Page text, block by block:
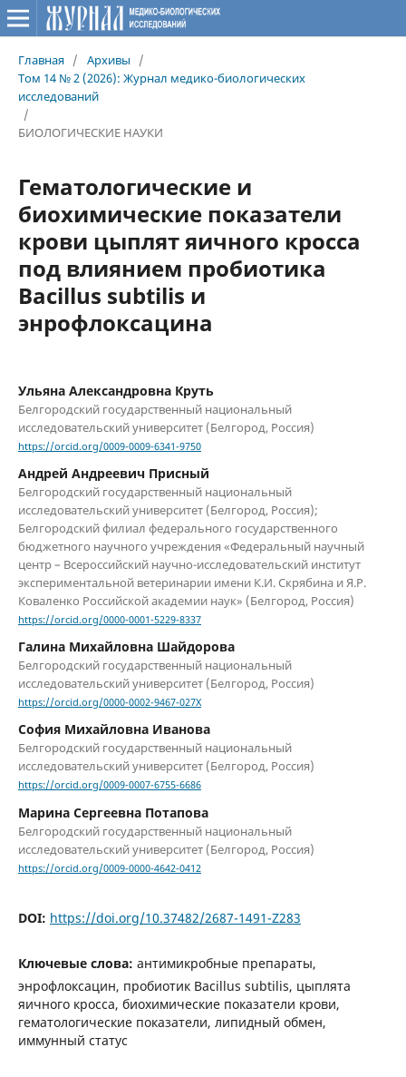
Главная / Архивы
/
Том 14 № 2 (2026): Журнал медико-биологических
исследований
/
БИОЛОГИЧЕСКИЕ НАУКИ
Гематологические и
биохимические показатели
крови цыплят яичного кросса
под влиянием пробиотика
Bacillus subtilis и
энрофлоксацина
Ульяна Александровна Круть
Белгородский государственный национальный
исследовательский университет (Белгород, Россия)
https://orcid.org/0009-0009-6341-9750
Андрей Андреевич Присный
Белгородский государственный национальный
исследовательский университет (Белгород, Россия);
Белгородский филиал федерального государственного
бюджетного научного учреждения «Федеральный научный
центр – Всероссийский научно-исследовательский институт
экспериментальной ветеринарии имени К.И. Скрябина и Я.Р.
Коваленко Российской академии наук» (Белгород, Россия)
https://orcid.org/0000-0001-5229-8337
Галина Михайловна Шайдорова
Белгородский государственный национальный
исследовательский университет (Белгород, Россия)
https://orcid.org/0000-0002-9467-027X
София Михайловна Иванова
Белгородский государственный национальный
исследовательский университет (Белгород, Россия)
https://orcid.org/0009-0007-6755-6686
Марина Сергеевна Потапова
Белгородский государственный национальный
исследовательский университет (Белгород, Россия)
https://orcid.org/0009-0000-4642-0412
DOI: https://doi.org/10.37482/2687-1491-Z283
Ключевые слова: антимикробные препараты,
энрофлоксацин, пробиотик Bacillus subtilis, цыплята
яичного кросса, биохимические показатели крови,
гематологические показатели, липидный обмен,
иммунный статус